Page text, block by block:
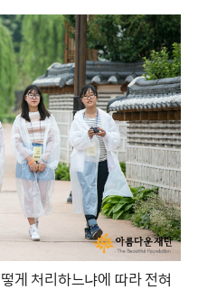
게 처리하느냐에 따라 전혀